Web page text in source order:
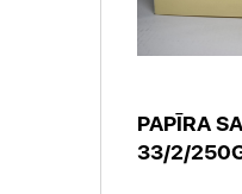
PAPĪRA
33/2/